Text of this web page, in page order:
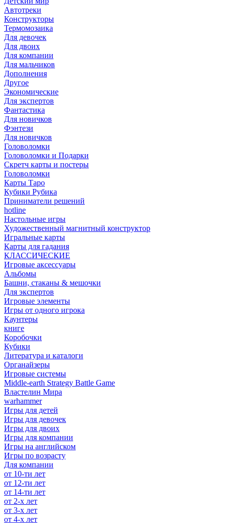
Автотреки
Конструкторы
Термомозаика
Для девочек
Для двоих
Для компании
Для мальчиков
Дополнения
Другое
Экономические
Для экспертов
Фантастика
Для новичков
Фэнтези
Для новичков
Головоломки
Головоломки и Подарки
Cкретч карты и постеры
Головоломки
Карты Таро
Кубики Рубика
Приниматели решений
hotline
Настольные игры
Художественный магнитный конструктор
Игральные карты
Карты для гадания
КЛАССИЧЕСКИЕ
Игровые аксессуары
Альбомы
Башни, стаканы & мешочки
Для экспертов
Игровые элементы
Игры от одного игрока
Каунтеры
книге
Коробочки
Кубики
Литература и каталоги
Органайзеры
Игровые системы
Middle-earth Strategy Battle Game
Властелин Мира
warhammer
Игры для детей
Игры для девочек
Игры для двоих
Игры для компании
Игры на английском
Игры по возрасту
Для компании
от 10-ти лет
от 12-ти лет
от 14-ти лет
от 2-х лет
от 3-х лет
от 4-х лет